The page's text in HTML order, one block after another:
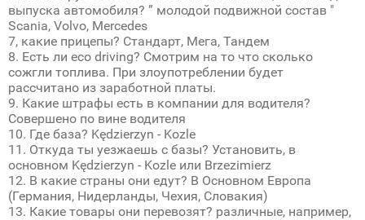
выпуска автомобиля? ” молодой подвижной состав "
Scania, Volvo, Mercedes
7, какие прицепы? Стандарт, Мега, Тандем
8. Есть ли eco driving? Смотрим на то что сколько
сожгли топлива. При злоупотреблении будет
рассчитано из заработной платы.
9. Какие штрафы есть в компании для водителя?
Совершено по вине водителя
10. Где база? Kędzierzyn - Kozle
11. Откуда ты уезжаешь с базы? Установить, в
основном Kędzierzyn - Kozle или Brzezimierz
12. В какие страны они едут? В Основном Европа
(Германия, Нидерланды, Чехия, Словакия)
13. Какие товары они перевозят? различные, например,